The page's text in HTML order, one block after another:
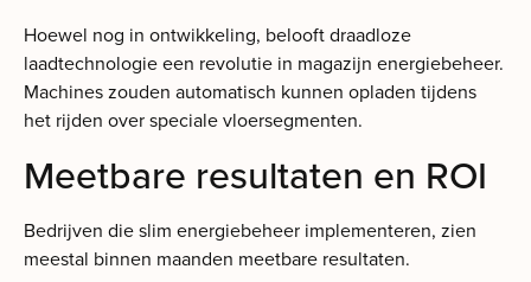
Hoewel nog in ontwikkeling, belooft draadloze
laadtechnologie een revolutie in magazijn energiebeheer.
Machines zouden automatisch kunnen opladen tijdens
het rijden over speciale vloersegmenten.
Meetbare resultaten en ROI
Bedrijven die slim energiebeheer implementeren, zien
meestal binnen maanden meetbare resultaten.